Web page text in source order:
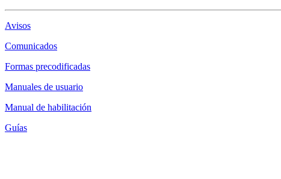
Avisos
Comunicados
Formas precodificadas
Manuales de usuario
Manual de habilitación
Guías